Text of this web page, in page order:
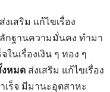
ส่งเสริม แก้ไขเรื่อง
กฐานความมั่นคง ทำมา
นเรื่องเงิน ๆ ทอง ๆ
งหมด ส่งเสริม แก้ไขเรื่อง
เร็จ มีมานะอุตสาหะ